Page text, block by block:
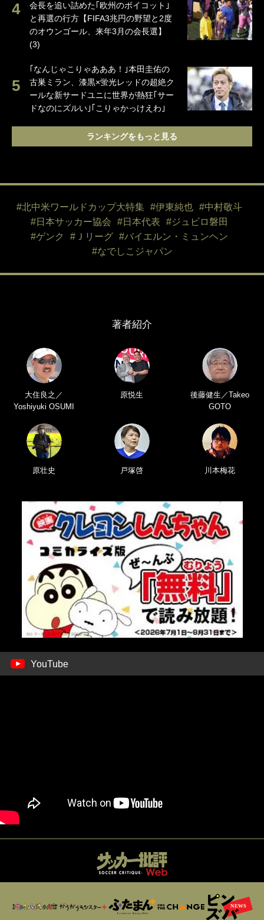
会長を追い詰めた｢欧州のボイコット｣
と再選の行方【FIFA3兆円の野望と2度
のオウンゴール、来年3月の会長選】
(3)
｢なんじゃこりゃあああ！｣本田圭佑の
古巣ミラン、漆黒×蛍光レッドの超絶ク
ールな新サードユニに世界が熱狂｢サー
ドなのにズルい｣｢こりゃかっけえわ｣
ランキングをもっと見る
#北中米ワールドカップ大特集 #伊東純也
#中村敬斗
#日本サッカー協会
#日本代表
#ジュビロ磐田
#ゲンク
#Ｊリーグ
#バイエルン・ミュンヘン
#なでしこジャパン
著者紹介
大住良之／
Yoshiyuki OSUMI
原悦生
後藤健生／Takeo
GOTO
原壮史 戸塚啓 川本梅花
YouTube